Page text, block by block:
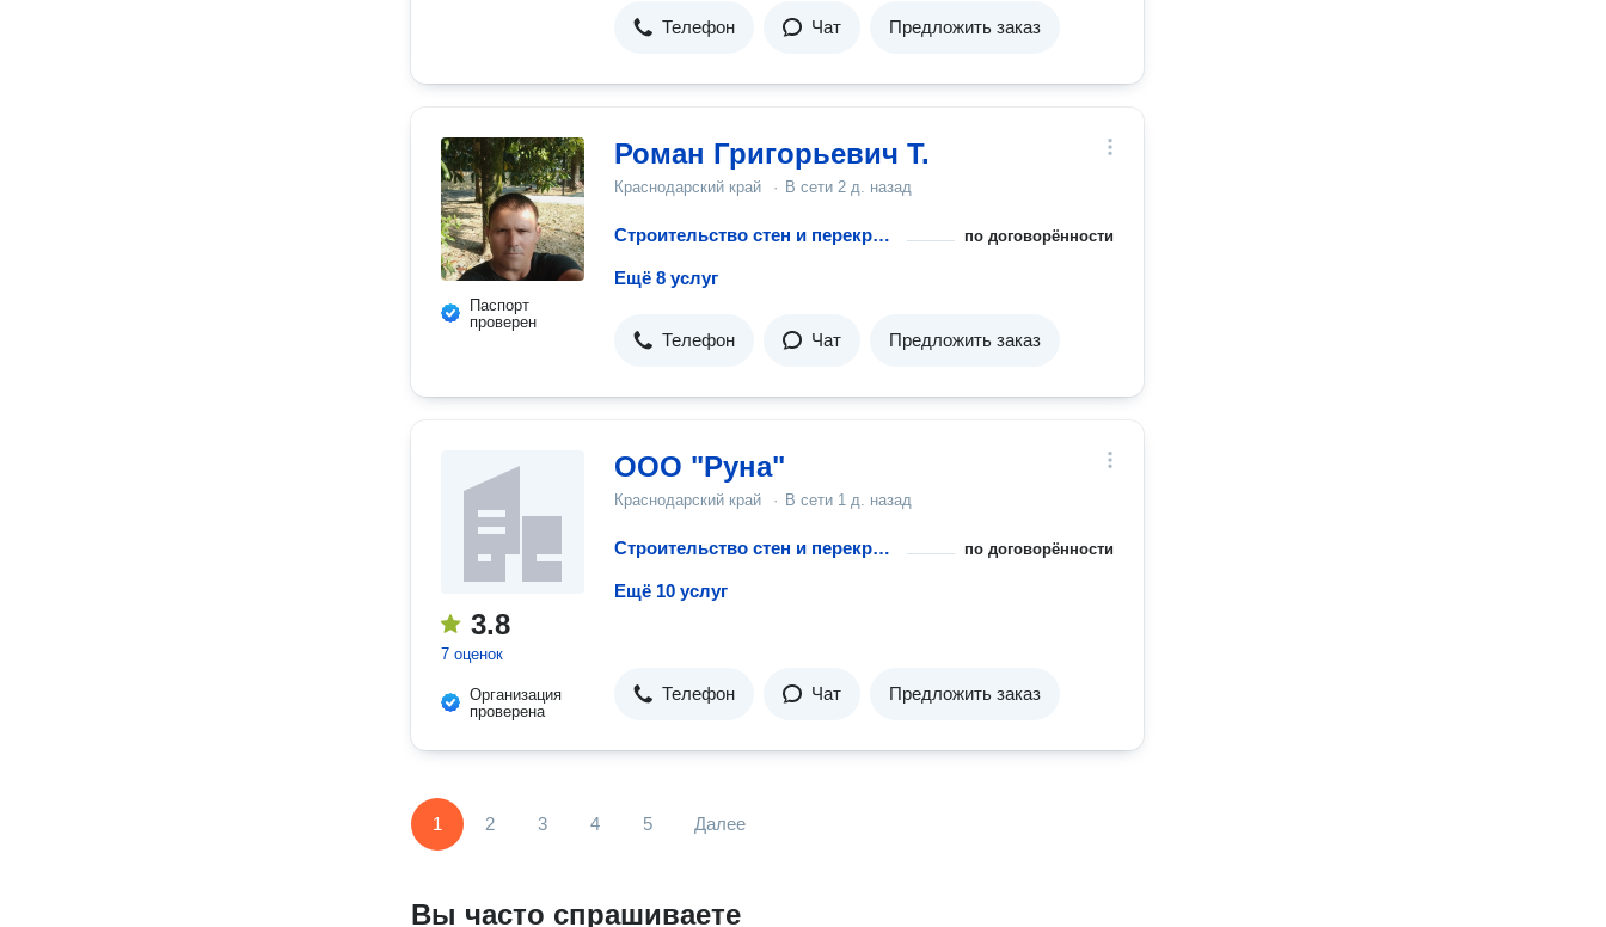
Телефон Чат Предложить заказ
Паспорт
проверен
Роман Григорьевич Т.
Краснодарский край · В сети 2 д. назад
Строительство стен и перекрытий для гаража по договорённости
Ещё 8 услуг
Телефон Чат Предложить заказ
3.8
7 оценок
Организация
проверена
ООО "Руна"
Краснодарский край · В сети 1 д. назад
Строительство стен и перекрытий для гаража по договорённости
Ещё 10 услуг
Телефон Чат Предложить заказ
1 2 3 4 5 Далее
Вы часто спрашиваете